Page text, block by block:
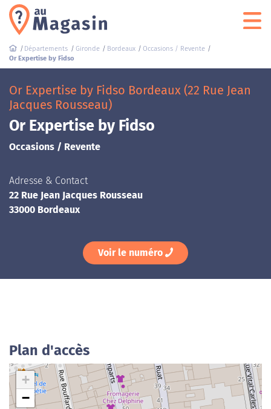
Départements Gironde Bordeaux
Occasions / Revente
Or Expertise by Fidso
Or Expertise by Fidso Bordeaux (22 Rue Jean
Jacques Rousseau)
Or Expertise by Fidso
Occasions / Revente
Adresse & Contact
22 Rue Jean Jacques Rousseau
33000 Bordeaux
Voir le numéro
Plan d'accès
+
−